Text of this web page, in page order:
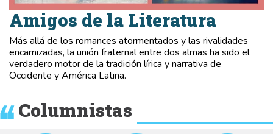
Amigos de la Literatura
Más allá de los romances atormentados y las rivalidades
encarnizadas, la unión fraternal entre dos almas ha sido el
verdadero motor de la tradición lírica y narrativa de
Occidente y América Latina.
Columnistas